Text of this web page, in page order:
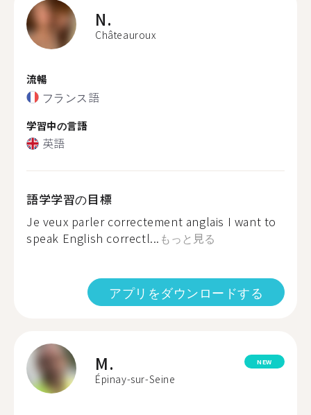
N.
Châteauroux
流暢
フランス語
学習中の言語
英語
語学学習の目標
Je veux parler correctement anglais I want to
speak English correctl... もっと見る
アプリをダウンロードする
M.
Épinay-sur-Seine
NEW